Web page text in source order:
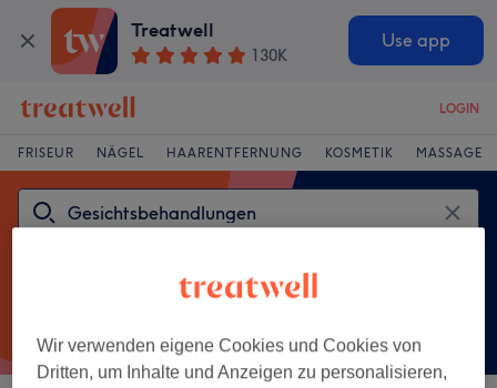
Treatwell
130K
Use app
LOGIN
FRISEUR NÄGEL HAARENTFERNUNG KOSMETIK MASSAGE
Wir verwenden eigene Cookies und Cookies von
Dritten, um Inhalte und Anzeigen zu personalisieren,